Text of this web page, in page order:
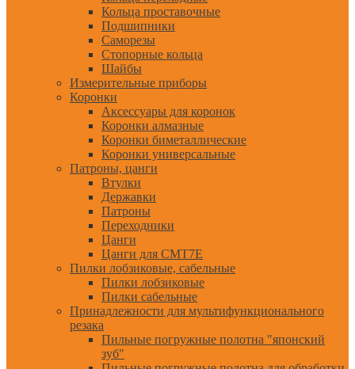
Кольца проставочные
Подшипники
Саморезы
Стопорные кольца
Шайбы
Измерительные приборы
Коронки
Аксессуары для коронок
Коронки алмазные
Коронки биметаллические
Коронки универсальные
Патроны, цанги
Втулки
Державки
Патроны
Переходники
Цанги
Цанги для CMT7E
Пилки лобзиковые, сабельные
Пилки лобзиковые
Пилки сабельные
Принадлежности для мультифункционального
резака
Пильные погружные полотна "японский
зуб"